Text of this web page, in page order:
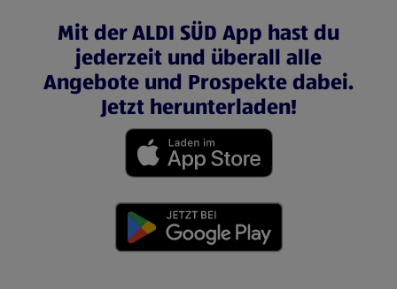
Mit der ALDI SÜD App hast du
jederzeit und überall alle
Angebote und Prospekte dabei.
Jetzt herunterladen!